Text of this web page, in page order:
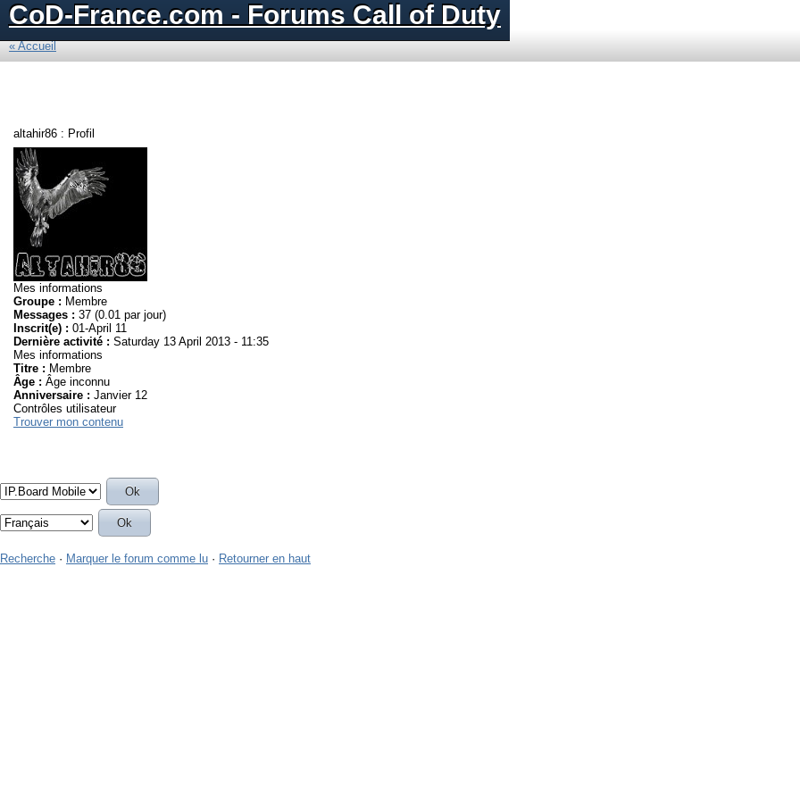
CoD-France.com - Forums Call of Duty
« Accueil
altahir86 : Profil
Mes informations
Groupe : Membre
Messages : 37 (0.01 par jour)
Inscrit(e) : 01-April 11
Dernière activité : Saturday 13 April 2013 - 11:35
Mes informations
Titre : Membre
Âge : Âge inconnu
Anniversaire : Janvier 12
Contrôles utilisateur
Trouver mon contenu
Recherche · Marquer le forum comme lu · Retourner en haut